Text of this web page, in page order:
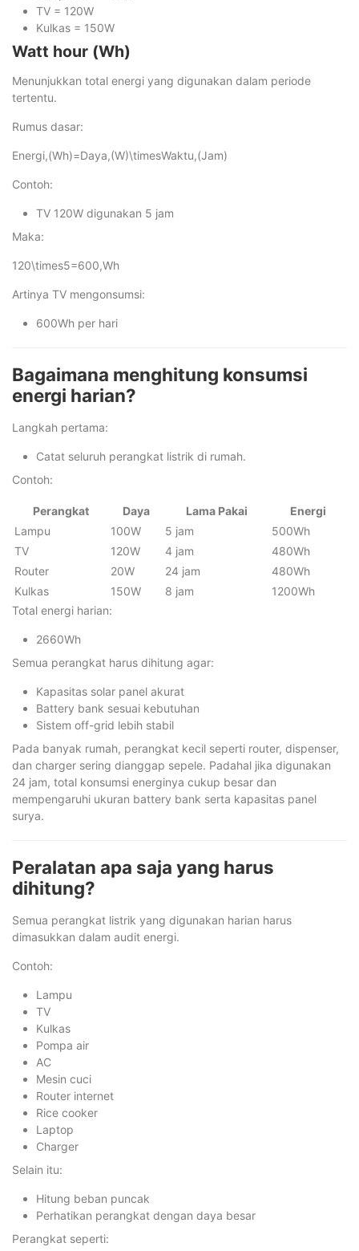
TV = 120W
Kulkas = 150W
Watt hour (Wh)
Menunjukkan total energi yang digunakan dalam periode
tertentu.
Rumus dasar:
Energi,(Wh)=Daya,(W)\timesWaktu,(Jam)
Contoh:
TV 120W digunakan 5 jam
Maka:
120\times5=600,Wh
Artinya TV mengonsumsi:
600Wh per hari
Bagaimana menghitung konsumsi
energi harian?
Langkah pertama:
Catat seluruh perangkat listrik di rumah.
Contoh:
Perangkat Daya Lama Pakai
Energi
Lampu
100W 5 jam
500Wh
TV
120W 4 jam
480Wh
Router
20W 24 jam
480Wh
Kulkas
150W 8 jam
1200Wh
Total energi harian:
2660Wh
Semua perangkat harus dihitung agar:
Kapasitas solar panel akurat
Battery bank sesuai kebutuhan
Sistem off-grid lebih stabil
Pada banyak rumah, perangkat kecil seperti router, dispenser,
dan charger sering dianggap sepele. Padahal jika digunakan
24 jam, total konsumsi energinya cukup besar dan
mempengaruhi ukuran battery bank serta kapasitas panel
surya.
Peralatan apa saja yang harus
dihitung?
Semua perangkat listrik yang digunakan harian harus
dimasukkan dalam audit energi.
Contoh:
Lampu
TV
Kulkas
Pompa air
AC
Mesin cuci
Router internet
Rice cooker
Laptop
Charger
Selain itu:
Hitung beban puncak
Perhatikan perangkat dengan daya besar
Perangkat seperti: